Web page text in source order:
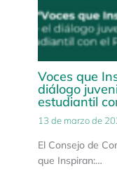
Voces que
diálogo
estudiantil
13 de marzo de
El Consejo de
que Inspiran:…